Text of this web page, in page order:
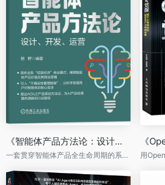
《智能体产品方法论：设计、开发、运营》
一套贯穿智能体产品全生命周期的系统化方法论